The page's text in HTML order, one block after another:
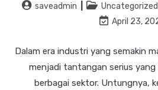
saveadmin Uncategorized
April 23,
Dalam era industri yang semakin
menjadi tantangan serius yang
berbagai sektor. Untungnya,